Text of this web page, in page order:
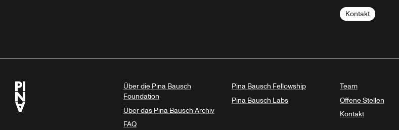
Kontakt
Über die Pina Bausch
Foundation
Über das Pina Bausch Archiv
FAQ
Pina Bausch Fellowship
Pina Bausch Labs
Team
Offene Stellen
Kontakt